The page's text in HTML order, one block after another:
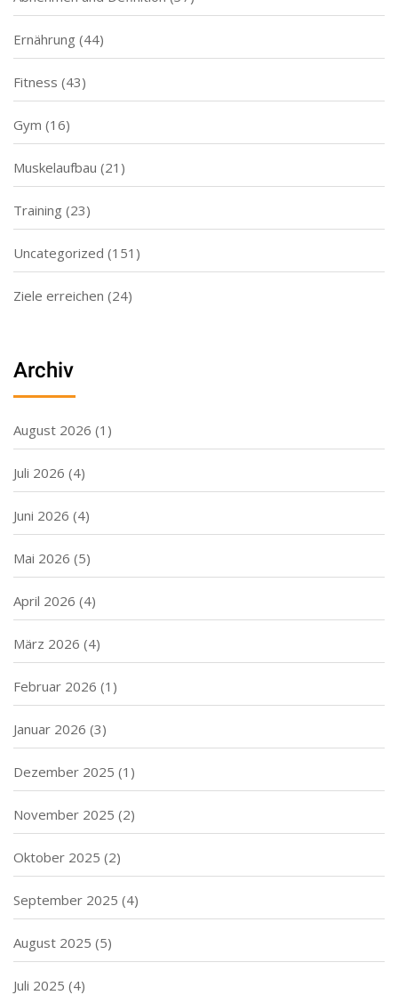
Ernährung (44)
Fitness (43)
Gym (16)
Muskelaufbau (21)
Training (23)
Uncategorized (151)
Ziele erreichen (24)
Archiv
August 2026 (1)
Juli 2026 (4)
Juni 2026 (4)
Mai 2026 (5)
April 2026 (4)
März 2026 (4)
Februar 2026 (1)
Januar 2026 (3)
Dezember 2025 (1)
November 2025 (2)
Oktober 2025 (2)
September 2025 (4)
August 2025 (5)
Juli 2025 (4)